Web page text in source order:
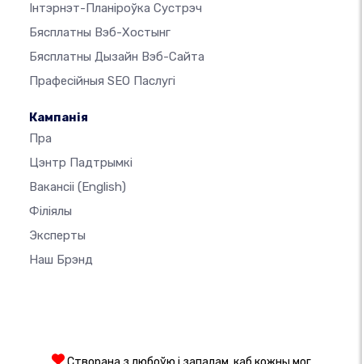
Інтэрнэт-Планіроўка Сустрэч
Бясплатны Вэб-Хостынг
Бясплатны Дызайн Вэб-Сайта
Прафесійныя SEO Паслугі
Кампанія
Пра
Цэнтр Падтрымкі
Вакансіі (English)
Філіялы
Эксперты
Наш Брэнд